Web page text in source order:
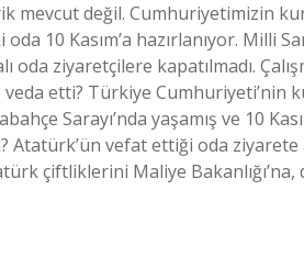
mevcut değil. Cumhuriyetimizin
10 Kasım’a hazırlanıyor. Milli
ziyaretçilere kapatılmadı.
veda etti? Türkiye Cumhuriyeti’nin
Sarayı’nda yaşamış ve 10
Atatürk’ün vefat ettiği oda ziyarete
çiftliklerini Maliye Bakanlığı’na,